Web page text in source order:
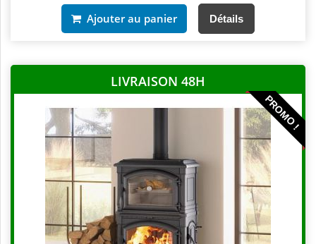
Ajouter au panier Détails
LIVRAISON 48H
PROMO !